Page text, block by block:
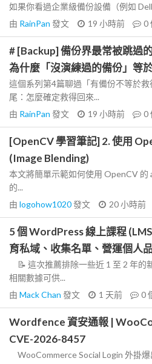
如果你看過企業級備份設備（例如
由 RainPan 發文 19 小時前 0
# [Backup] 備份界最常被跳過
為什麼「沒演練過的備份」等
這個系列第4篇聊過「有備份不等於
尾：怎麼確定救得回來...
由 RainPan 發文 19 小時前 0
[OpenCV 學習筆記] 2. 使用
(Image Blending)
本文將簡單示範如何使用 OpenCV 的
的...
由 logohow1020發文 20 小時前
5 個 WordPress 線上課程
育私域、收集名單、營運個人
📝 這次推薦排除一些近 1 至 2 年的
相關數據可供...
由 Mack Chan 發文 1 天前 0
Wordfence 資安通報 |
CVE-2026-8457
WooCommerce Social Login 外掛